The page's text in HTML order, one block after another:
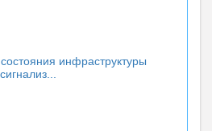
инфраструктуры